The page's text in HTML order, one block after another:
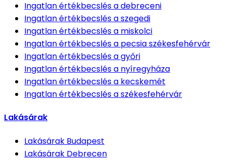
Ingatlan értékbecslésa debreceni
Ingatlan értékbecslésa szegedi
Ingatlan értékbecslésa miskolci
Ingatlan értékbecslésa pecsia székesfehérvár
Ingatlan értékbecslésa győri
Ingatlan értékbecslésa nyíregyháza
Ingatlan értékbecslésa kecskemét
Ingatlan értékbecslésa székesfehérvár
Lakásárak
Lakásárak Budapest
Lakásárak Debrecen